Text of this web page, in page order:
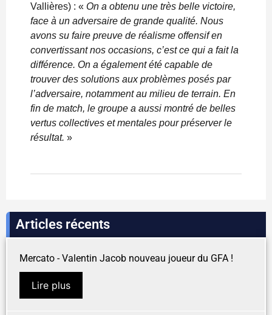
Vallières) : « On a obtenu une très belle victoire,
face à un adversaire de grande qualité. Nous
avons su faire preuve de réalisme offensif en
convertissant nos occasions, c’est ce qui a fait la
différence. On a également été capable de
trouver des solutions aux problèmes posés par
l’adversaire, notamment au milieu de terrain. En
fin de match, le groupe a aussi montré de belles
vertus collectives et mentales pour préserver le
résultat. »
Articles récents
Mercato - Valentin Jacob nouveau joueur du GFA !
Lire plus